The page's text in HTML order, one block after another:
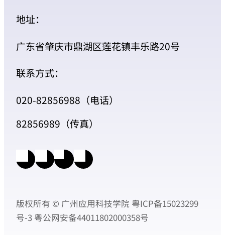
地址：
广东省肇庆市鼎湖区莲花镇丰乐路20号
联系方式：
020-82856988（电话）
82856989（传真）
版权所有 © 广州应用科技学院 粤ICP备15023299
号-3 粤公网安备44011802000358号